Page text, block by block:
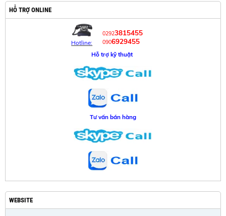
HỖ TRỢ ONLINE
Hotline:
02923815455
0906929455
Hỗ trợ kỹ thuật
Tư vấn bán hàng
WEBSITE